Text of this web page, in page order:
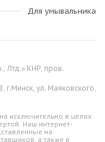
Для умывальника
Лтд.» КНР, пров.
г.Минск, ул. Маяковского,
исключительно в целях
Наш интернет-
на
а также в